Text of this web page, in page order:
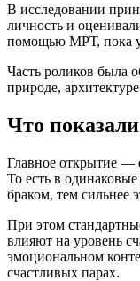
В исследовании
личность и
помощью МРТ, пока
Часть роликов была
природе,
Что
Главное открытие —
То есть в
браком, тем сильнее
При этом
влияют на уровень
эмоциональном
счастливых парах.